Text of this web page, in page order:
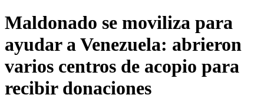
Maldonado se moviliza para
ayudar a Venezuela: abrieron
varios centros de acopio para
recibir donaciones